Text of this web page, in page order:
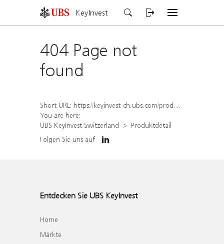
KeyInvest
404 Page not
found
Short URL: https://keyinvest-ch.ubs.com/produkt/detail/index/isin/CH1570529433
You are here:
UBS KeyInvest Switzerland
Produktdetail
Folgen Sie uns auf
Entdecken Sie UBS KeyInvest
Home
Märkte